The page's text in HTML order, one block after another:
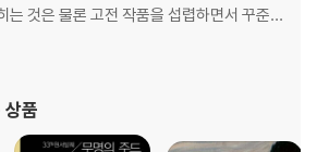
는 것은 물론 고전 작품을 섭렵하면서 꾸준히
라운의
것이 훗날 『더버빌 가의 테스Tess of the
일
상품